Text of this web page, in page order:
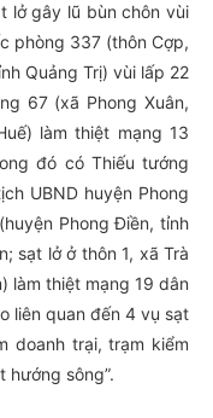
lở gây lũ bùn chôn vùi
phòng 337 (thôn Cợp,
Quảng Trị) vùi lấp 22
67 (xã Phong Xuân,
làm thiệt mạng 13
đó có Thiếu tướng
UBND huyện Phong
Phong Điền, tỉnh
sạt lở ở thôn 1, xã Trà
làm thiệt mạng 19 dân
liên quan đến 4 vụ sạt
doanh trại, trạm kiểm
hướng sông”.